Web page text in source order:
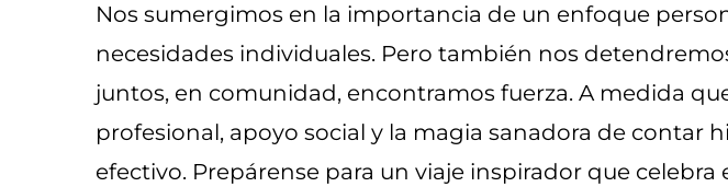
Nos sumergimos en la importancia de un enfoque
necesidades individuales. Pero también nos
juntos, en comunidad, encontramos fuerza. A medida
profesional, apoyo social y la magia sanadora de contar
efectivo. Prepárense para un viaje inspirador que